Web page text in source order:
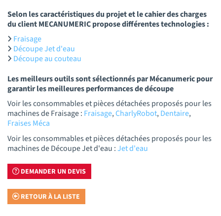
Selon les caractéristiques du projet et le cahier des charges
du client MECANUMERIC propose différentes technologies :
Fraisage
Découpe Jet d'eau
Découpe au couteau
Les meilleurs outils sont sélectionnés par Mécanumeric pour
garantir les meilleures performances de découpe
Voir les consommables et pièces détachées proposés pour les
machines de Fraisage : Fraisage,CharlyRobot,Dentaire,
Fraises Méca
Voir les consommables et pièces détachées proposés pour les
machines de Découpe Jet d'eau :Jet d'eau
DEMANDER UN DEVIS
RETOUR À LA LISTE